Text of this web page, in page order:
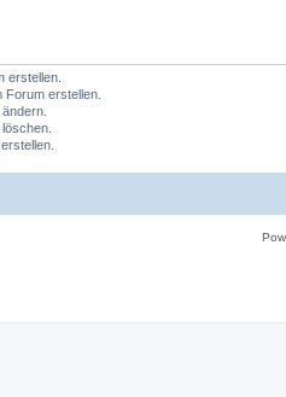
erstellen.
erstellen.
ändern.
löschen.